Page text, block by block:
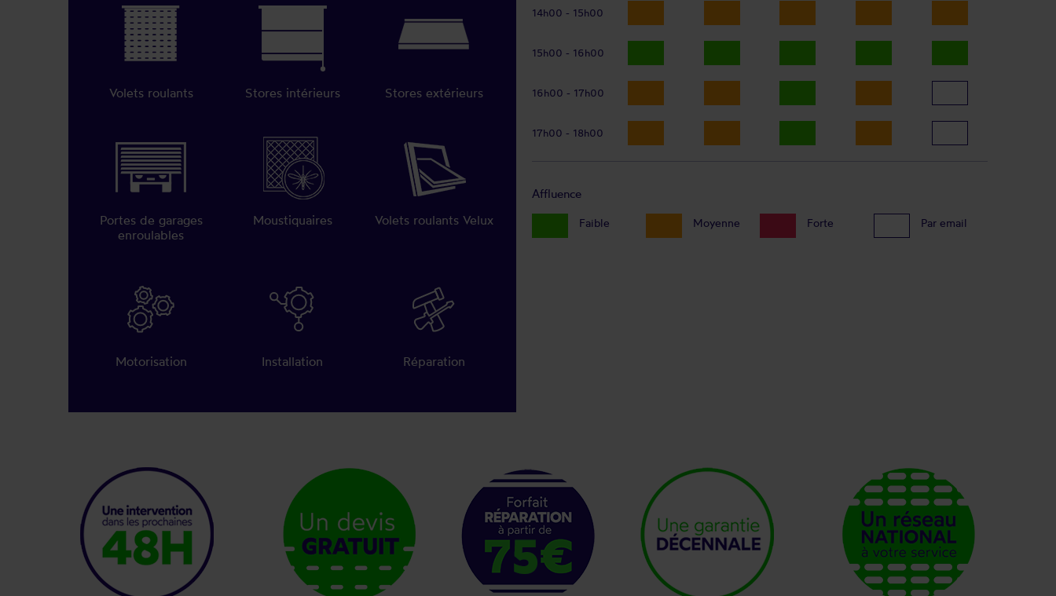
Volets roulants Stores intérieurs Stores extérieurs
Portes de garages
enroulables
Moustiquaires Volets roulants Velux
Motorisation Installation Réparation
14h00 - 15h00
15h00 - 16h00
16h00 - 17h00
17h00 - 18h00
Affluence
Faible Moyenne Forte Par email